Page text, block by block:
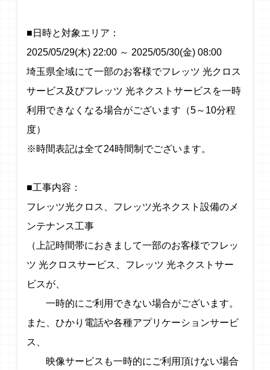
■日時と対象エリア：
2025/05/29(木) 22:00 ～ 2025/05/30(金) 08:00
埼玉県全域にて一部のお客様でフレッツ 光クロス
サービス及びフレッツ 光ネクストサービスを一時
利用できなくなる場合がございます（5～10分程
度）
※時間表記は全て24時間制でございます。
■工事内容：
フレッツ光クロス、フレッツ光ネクスト設備のメ
ンテナンス工事
（上記時間帯におきまして一部のお客様でフレッ
ツ 光クロスサービス、フレッツ 光ネクストサー
ビスが、
一時的にご利用できない場合がございます。
また、ひかり電話や各種アプリケーションサービ
ス、
映像サービスも一時的にご利用頂けない場合